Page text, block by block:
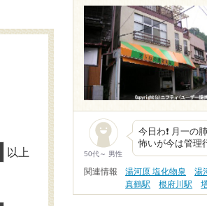
50代～ 男性
今日わ❗ 月一の
怖いが今は管理
関連情報 湯河原 塩化物泉 湯
真鶴駅
根府川駅
以上